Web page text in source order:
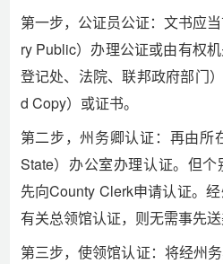
第一步，公证员公证：文书应
ry Public）办理公证或由有权
登记处、法院、联邦政府部门
d Copy）或证书。
第二步，州务卿认证：再由所
State）办公室办理认证。但个
先向County Clerk申请认证。
有关总领馆认证，则无需事先送
第三步，使领馆认证：将经州